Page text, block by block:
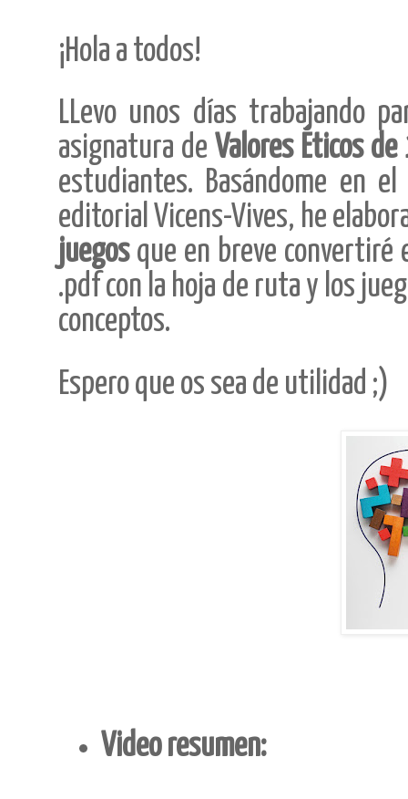
¡Hola a todos!
LLevo unos días trabajando
asignatura de Valores Éticos de
estudiantes. Basándome en
editorial Vicens-Vives, he
juegos que en breve convertiré
.pdf con la hoja de ruta y los
conceptos.
Espero que os sea de utilidad ;)
Video resumen: